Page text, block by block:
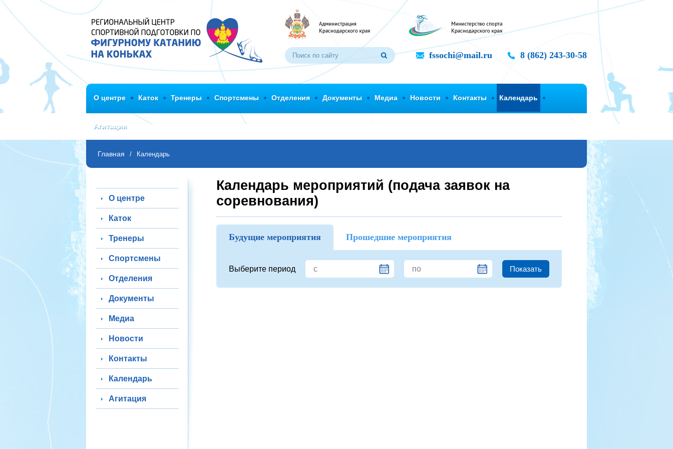
fssochi@mail.ru 8 (862) 243-30-58
О центре Каток Тренеры Спортсмены Отделения Документы Медиа Новости Контакты Календарь
Агитация
Главная / Календарь
О центре
Каток
Тренеры
Спортсмены
Отделения
Документы
Медиа
Новости
Контакты
Календарь
Агитация
Календарь мероприятий (подача заявок на
соревнования)
Будущие мероприятия Прошедшие мероприятия
Выберите период Показать